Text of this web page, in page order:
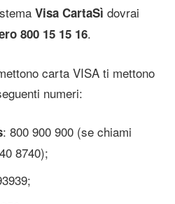
Visa CartaSì dovrai
800 15 15 16.
carta VISA ti mettono
numeri:
: 800 900 900 (se chiami
8740);